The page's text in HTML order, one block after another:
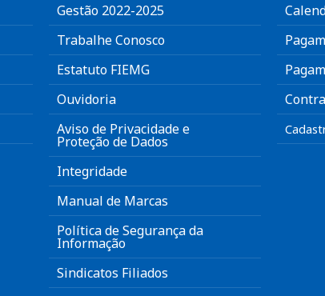
Gestão 2022-2025
Trabalhe Conosco
Estatuto FIEMG
Ouvidoria
Aviso de Privacidade e
Proteção de Dados
Integridade
Manual de Marcas
Política de Segurança da
Informação
Sindicatos Filiados